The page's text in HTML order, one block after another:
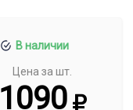
В наличии
Цена за шт.
1090